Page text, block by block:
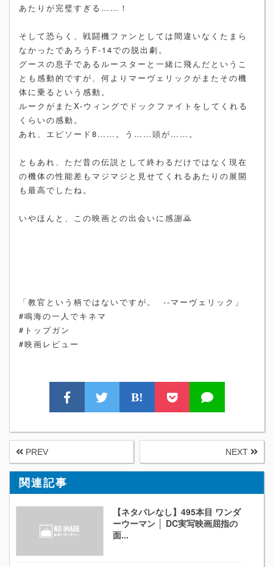
あたりが完璧すぎる……！
そして恐らく、戦闘機ファンとしては間違いなくたまら
なかったであろうF-14での脱出劇。
グースの息子であるルースターと一緒に飛んだというこ
とも感動的ですが、何よりマーヴェリックがまたその機
体に乗るという感動。
ルークがまたX-ウィングでドックファイトをしてくれる
くらいの感動。
あれ、エピソード8……。う……頭が……。
ともあれ、ただ昔の伝説として終わるだけではなく現在
の機体の性能差もマジマジと見せてくれるあたりの展開
も最高でしたね。
いやほんと、この映画との出会いに感謝🙇
「教官という柄ではないですが。 --マーヴェリック」
#鳴海の一人でキネマ
#トップガン
#映画レビュー
B!
PREV NEXT
関連記事
【ネタバレなし】495本目 ワンダ
ーウーマン │ DC実写映画屈指の
面...